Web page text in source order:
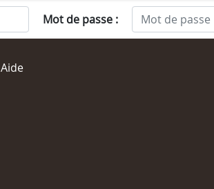
Mot de passe :
Aide